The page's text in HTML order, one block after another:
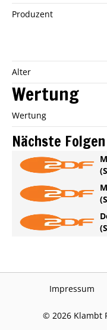
Produzent
Alter
Wertung
Wertung
Nächste Folgen
Impressum
© 2026 Klambt